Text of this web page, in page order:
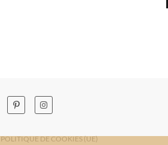
POLITIQUE DE COOKIES (UE)